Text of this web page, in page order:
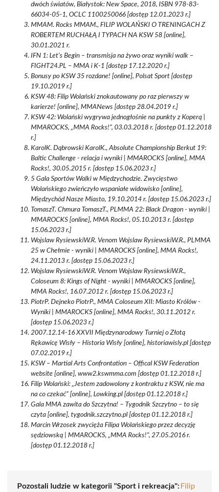
dwóch światów, Białystok: New Space, 2018, ISBN 978-83-
66034-05-1, OCLC 1100250066 [dostęp 12.01.2023 r.]
MMAM. Rocks MMAM., FILIP WOLAŃSKI O TRENINGACH Z
ROBERTEM RUCHAŁĄ I TYPACH NA KSW 58 [online],
30.01.2021 r.
IFN 1: Let’s Begin – transmisja na żywo oraz wyniki walk –
FIGHT24.PL – MMA i K-1 [dostęp 17.12.2020 r.]
Bonusy po KSW 35 rozdane! [online], Polsat Sport [dostęp
19.10.2019 r.]
KSW 48: Filip Wolański znokautowany po raz pierwszy w
karierze! [online], MMANews [dostęp 28.04.2019 r.]
KSW 42: Wolański wygrywa jednogłośnie na punkty z Koperą |
MMAROCKS, „MMA Rocks!”, 03.03.2018 r. [dostęp 01.12.2018
r.]
KarolK. Dąbrowski KarolK., Absolute Championship Berkut 19:
Baltic Challenge - relacja i wyniki | MMAROCKS [online], MMA
Rocks!, 30.05.2015 r. [dostęp 15.06.2023 r.]
5 Gala Sportów Walki w Międzychodzie. Zwycięstwo
Wolańskiego zwieńczyło wspaniałe widowisko [online],
Międzychód Nasze Miasto, 19.10.2014 r. [dostęp 15.06.2023 r.]
TomaszT. Chmura TomaszT., PLMMA 22: Black Dragon - wyniki |
MMAROCKS [online], MMA Rocks!, 05.10.2013 r. [dostęp
15.06.2023 r.]
Wojslaw RysiewskiW.R. Venom Wojslaw RysiewskiW.R., PLMMA
25 w Chełmie - wyniki | MMAROCKS [online], MMA Rocks!,
24.11.2013 r. [dostęp 15.06.2023 r.]
Wojslaw RysiewskiW.R. Venom Wojslaw RysiewskiW.R.,
Coloseum 8: Kings of Night - wyniki | MMAROCKS [online],
MMA Rocks!, 16.07.2012 r. [dostęp 15.06.2023 r.]
PiotrP. Dejneko PiotrP., MMA Coloseum XII: Miasto Królów -
Wyniki | MMAROCKS [online], MMA Rocks!, 30.11.2012 r.
[dostęp 15.06.2023 r.]
2007.12.14-16 XXVII Międzynarodowy Turniej o Złotą
Rękawicę Wisły – Historia Wisły [online], historiawisly.pl [dostęp
07.02.2019 r.]
KSW – Martial Arts Confrontation – Offical KSW Federation
website [online], www2.kswmma.com [dostęp 01.12.2018 r.]
Filip Wolański: „Jestem zadowolony z kontraktu z KSW, nie ma
na co czekać” [online], Lowking.pl [dostęp 01.12.2018 r.]
Gala MMA zawita do Szczytna! – Tygodnik Szczytno – to się
czyta [online], tygodnik.szczytno.pl [dostęp 01.12.2018 r.]
Marcin Wrzosek zwycięża Filipa Wolańskiego przez decyzję
sędziowską | MMAROCKS, „MMA Rocks!”, 27.05.2016 r.
[dostęp 01.12.2018 r.]
Pozostali ludzie w kategorii "Sport i rekreacja": Filip